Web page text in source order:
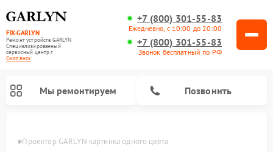
FIX-GARLYN
Ремонт устройств GARLYN
Специализированный
cервисный центр г.
Смоленск
+7 (800) 301-55-83
Ежедневно, с 10:00 до 20:00
+7 (800) 301-55-83
Звонок бесплатный по РФ
Мы ремонтируем Позвонить
Проектор GARLYN картинка одного цвета